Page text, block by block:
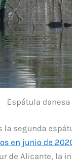
Espátula danesa
segunda
en junio de
de Alicante, la